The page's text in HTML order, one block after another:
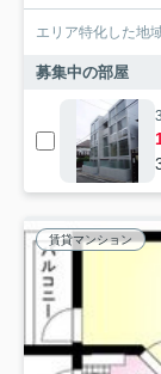
エリア特化した地
募集中の部屋
賃貸マンション